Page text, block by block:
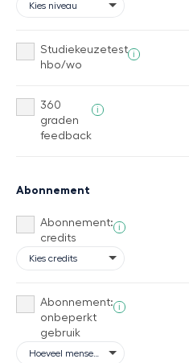
Studiekeuzetest
hbo/wo
i
360
graden
feedback
i
Abonnement
Abonnement:
credits
i
Abonnement:
onbeperkt
gebruik
i